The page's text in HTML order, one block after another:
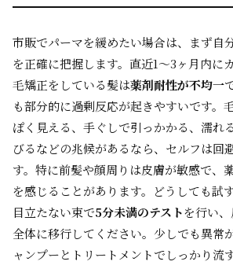
市販でパーマを緩めたい場合は、まず自
を正確に把握します。直近1〜3ヶ月内に
毛矯正をしている髪は薬剤耐性が不均一
も部分的に過剰反応が起きやすいです。
ぽく見える、手ぐしで引っかかる、濡れ
びるなどの兆候があるなら、セルフは回
す。特に前髪や顔周りは皮膚が敏感で、
を感じることがあります。どうしても試
目立たない束で5分未満のテストを行い
全体に移行してください。少しでも異常
ャンプーとトリートメントでしっかり流